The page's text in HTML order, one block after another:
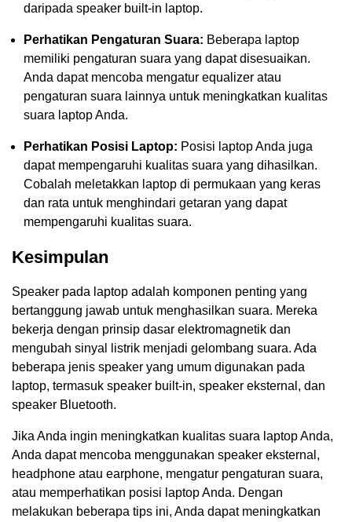
daripada speaker built-in laptop.
Perhatikan Pengaturan Suara: Beberapa laptop
memiliki pengaturan suara yang dapat disesuaikan.
Anda dapat mencoba mengatur equalizer atau
pengaturan suara lainnya untuk meningkatkan kualitas
suara laptop Anda.
Perhatikan Posisi Laptop: Posisi laptop Anda juga
dapat mempengaruhi kualitas suara yang dihasilkan.
Cobalah meletakkan laptop di permukaan yang keras
dan rata untuk menghindari getaran yang dapat
mempengaruhi kualitas suara.
Kesimpulan
Speaker pada laptop adalah komponen penting yang
bertanggung jawab untuk menghasilkan suara. Mereka
bekerja dengan prinsip dasar elektromagnetik dan
mengubah sinyal listrik menjadi gelombang suara. Ada
beberapa jenis speaker yang umum digunakan pada
laptop, termasuk speaker built-in, speaker eksternal, dan
speaker Bluetooth.
Jika Anda ingin meningkatkan kualitas suara laptop Anda,
Anda dapat mencoba menggunakan speaker eksternal,
headphone atau earphone, mengatur pengaturan suara,
atau memperhatikan posisi laptop Anda. Dengan
melakukan beberapa tips ini, Anda dapat meningkatkan